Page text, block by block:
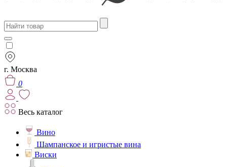
г. Москва
0
Весь каталог
Вино
Шампанское и игристые вина
Виски